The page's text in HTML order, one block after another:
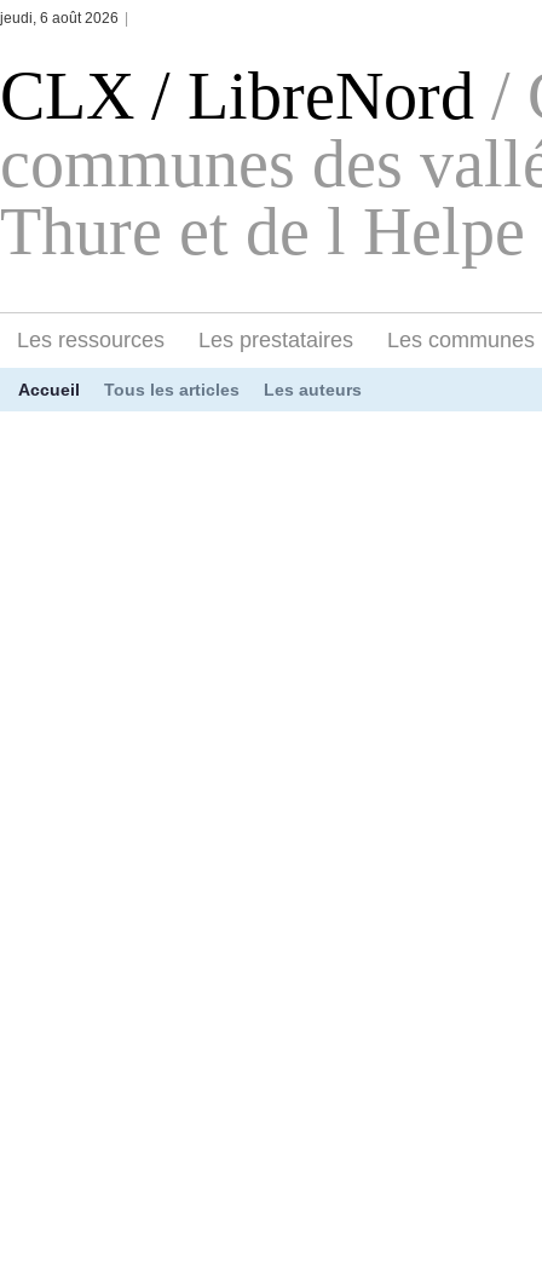
jeudi, 6 août 2026
CLX / LibreNord /
communes des
Thure et de l Helpe
Les ressources Les prestataires Les communes
Accueil Tous les articles Les auteurs